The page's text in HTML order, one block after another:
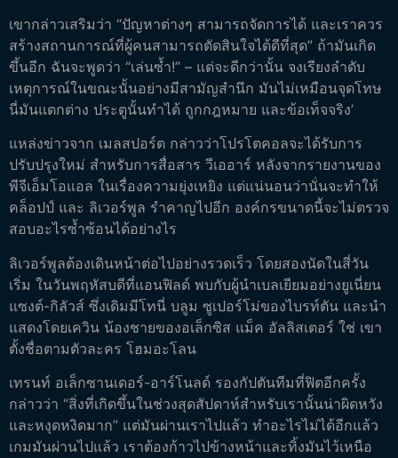
เขากล่าวเสริมว่า “ปัญหาต่างๆ สามารถจัดการได้ และเราควร
สร้างสถานการณ์ที่ผู้คนสามารถตัดสินใจได้ดีที่สุด” ถ้ามันเกิด
ขึ้นอีก ฉันจะพูดว่า “เล่นซ้ำ!” – แต่จะดีกว่านั้น จงเรียงลำดับ
เหตุการณ์ในขณะนั้นอย่างมีสามัญสำนึก มันไม่เหมือนจุดโทษ
นี่มันแตกต่าง ประตูนั้นทำได้ ถูกกฎหมาย และข้อเท็จจริง’
แหล่งข่าวจาก เมลสปอร์ต กล่าวว่าโปรโตคอลจะได้รับการ
ปรับปรุงใหม่ สำหรับการสื่อสาร วีเออาร์ หลังจากรายงานของ
พีจีเอ็มโอแอล ในเรื่องความยุ่งเหยิง แต่แน่นอนว่านั่นจะทำให้
คล็อปป์ และ ลิเวอร์พูล รำคาญไปอีก องค์กรขนาดนี้จะไม่ตรวจ
สอบอะไรซ้ำซ้อนได้อย่างไร
ลิเวอร์พูลต้องเดินหน้าต่อไปอย่างรวดเร็ว โดยสองนัดในสี่วัน
เริ่ม ในวันพฤหัสบดีที่แอนฟิลด์ พบกับผู้นำเบลเยียมอย่างยูเนี่ยน
แซงต์-กิลัวส์ ซึ่งเดิมมีโทนี่ บลูม ซูเปอร์โม่ของไบรท์ตัน และนำ
แสดงโดยเควิน น้องชายของอเล็กซิส แม็ค อัลลิสเตอร์ ใช่ เขา
ตั้งชื่อตามตัวละคร โฮมอะโลน
เทรนท์ อเล็กซานเดอร์-อาร์โนลด์ รองกัปตันทีมที่ฟิตอีกครั้ง
กล่าวว่า “สิ่งที่เกิดขึ้นในช่วงสุดสัปดาห์สำหรับเรานั้นน่าผิดหวัง
และหงุดหงิดมาก” แต่มันผ่านเราไปแล้ว ทำอะไรไม่ได้อีกแล้ว
เกมมันผ่านไปแล้ว เราต้องก้าวไปข้างหน้าและทิ้งมันไว้เหนือ